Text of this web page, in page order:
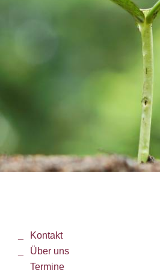
Kontakt
Über uns
Termine